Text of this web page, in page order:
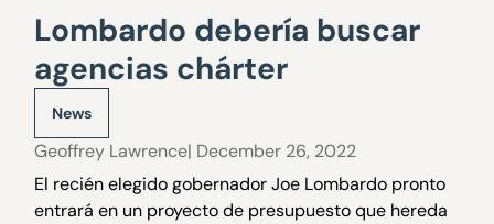
Lombardo debería buscar
agencias chárter
News
Geoffrey Lawrence| December 26, 2022
El recién elegido gobernador Joe Lombardo pronto
entrará en un proyecto de presupuesto que hereda